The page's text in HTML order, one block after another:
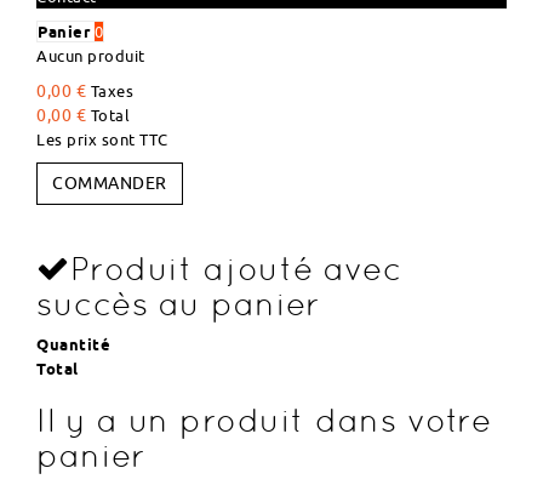
Panier 0
Aucun produit
0,00 € Taxes
0,00 € Total
Les prix sont TTC
COMMANDER
Produit ajouté avec
succès au panier
Quantité
Total
Il y a un produit dans votre
panier